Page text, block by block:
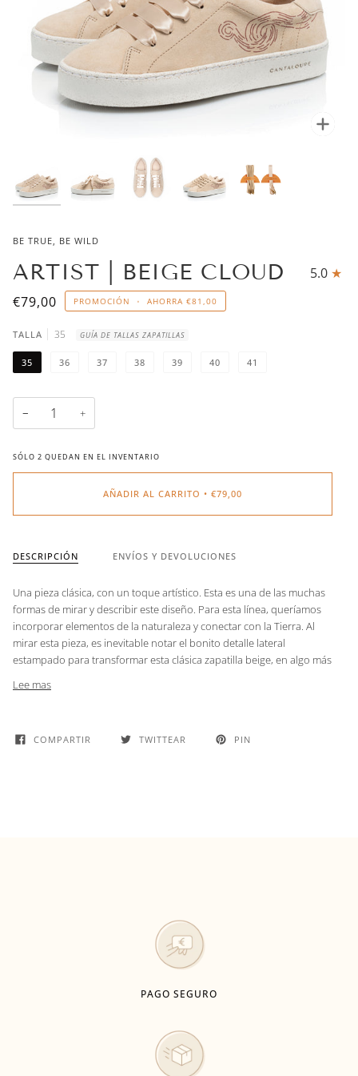
BE TRUE, BE WILD
ARTIST | BEIGE CLOUD 5.0
€79,00 PROMOCIÓN • AHORRA €81,00
TALLA 35 GUÍA DE TALLAS ZAPATILLAS
35 36 37 38 39 40 41
− +
SÓLO 2 QUEDAN EN EL INVENTARIO
AÑADIR AL CARRITO • €79,00
DESCRIPCIÓN ENVÍOS Y DEVOLUCIONES
Una pieza clásica, con un toque artístico. Esta es una de las muchas
formas de mirar y describir este diseño. Para esta línea, queríamos
incorporar elementos de la naturaleza y conectar con la Tierra. Al
mirar esta pieza, es inevitable notar el bonito detalle lateral
estampado para transformar esta clásica zapatilla beige, en algo más
Lee mas
COMPARTIR TWITTEAR PIN
PAGO SEGURO